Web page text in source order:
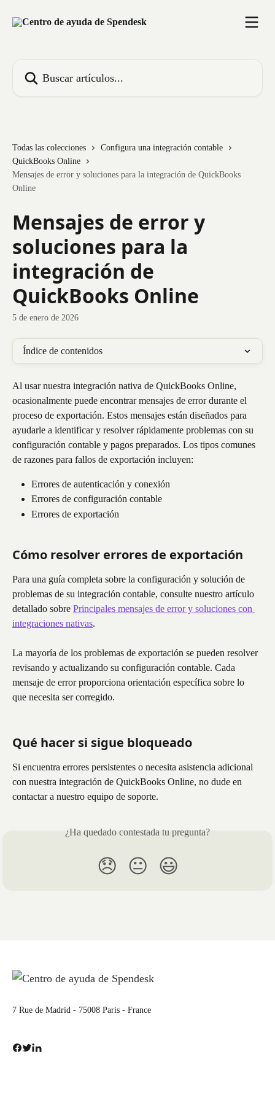
Todas las colecciones
Configura una integración contable
QuickBooks Online
Mensajes de error y soluciones para la integración de QuickBooks
Online
Mensajes de error y
soluciones para la
integración de
QuickBooks Online
5 de enero de 2026
Índice de contenidos
Al usar nuestra integración nativa de QuickBooks Online,
ocasionalmente puede encontrar mensajes de error durante el
proceso de exportación. Estos mensajes están diseñados para
ayudarle a identificar y resolver rápidamente problemas con su
configuración contable y pagos preparados. Los tipos comunes
de razones para fallos de exportación incluyen:
Errores de autenticación y conexión
Errores de configuración contable
Errores de exportación
Cómo resolver errores de exportación
Para una guía completa sobre la configuración y solución de
problemas de su integración contable, consulte nuestro artículo
detallado sobre Principales mensajes de error y soluciones con
integraciones nativas.
La mayoría de los problemas de exportación se pueden resolver
revisando y actualizando su configuración contable. Cada
mensaje de error proporciona orientación específica sobre lo
que necesita ser corregido.
Qué hacer si sigue bloqueado
Si encuentra errores persistentes o necesita asistencia adicional
con nuestra integración de QuickBooks Online, no dude en
contactar a nuestro equipo de soporte.
¿Ha quedado contestada tu pregunta?
😞 😐 😃
7 Rue de Madrid - 75008 Paris - France